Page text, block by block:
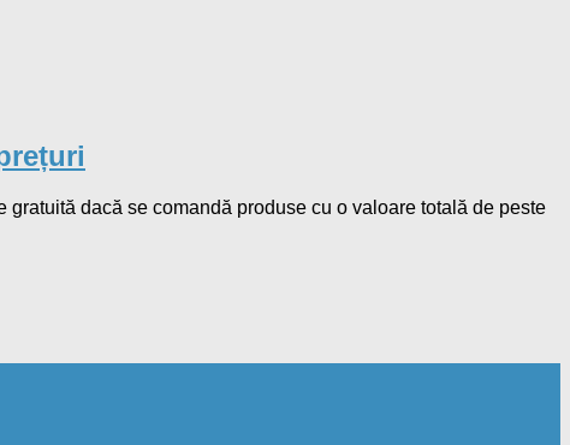
dacă se comandă produse cu o valoare totală de peste